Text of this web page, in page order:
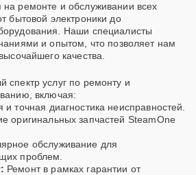
ремонте и обслуживании всех
бытовой электроники до
Наши специалисты
и опытом, что позволяет нам
качества.
услуг по ремонту и
включая:
и точная диагностика неисправностей.
оригинальных запчастей SteamOne
обслуживание для
проблем.
Ремонт в рамках гарантии от